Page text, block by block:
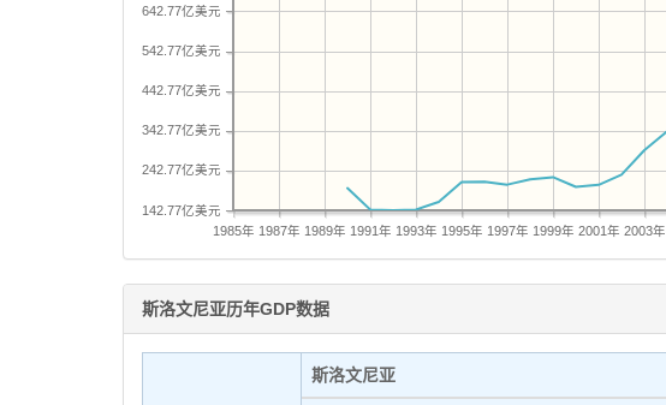
1985年 1987年 1989年 1991年 1993年 1995年 1997年 1999年 2001年 2003年
142.77亿美元
242.77亿美元
342.77亿美元
442.77亿美元
542.77亿美元
642.77亿美元
斯洛文尼亚历年GDP数据
斯洛文尼亚